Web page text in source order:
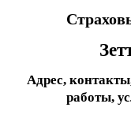
Адрес,
работы,